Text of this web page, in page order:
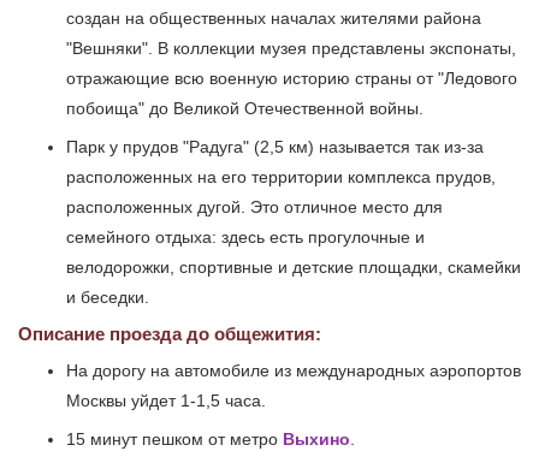
создан на общественных началах жителями района
"Вешняки". В коллекции музея представлены экспонаты,
отражающие всю военную историю страны от "Ледового
побоища" до Великой Отечественной войны.
Парк у прудов "Радуга" (2,5 км) называется так из-за
расположенных на его территории комплекса прудов,
расположенных дугой. Это отличное место для
семейного отдыха: здесь есть прогулочные и
велодорожки, спортивные и детские площадки, скамейки
и беседки.
Описание проезда до общежития:
На дорогу на автомобиле из международных аэропортов
Москвы уйдет 1-1,5 часа.
15 минут пешком от метро Выхино.